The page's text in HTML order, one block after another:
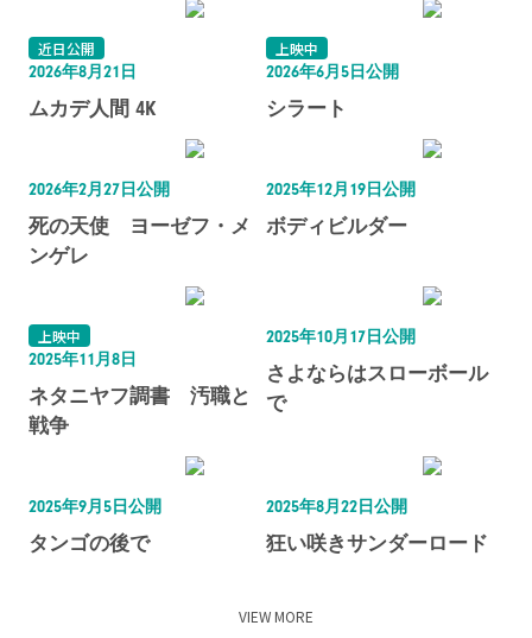
近日公開
2026年8月21日
ムカデ人間 4K
上映中
2026年6月5日公開
シラート
2026年2月27日公開
死の天使 ヨーゼフ・メ
ンゲレ
2025年12月19日公開
ボディビルダー
上映中
2025年11月8日
ネタニヤフ調書 汚職と
戦争
2025年10月17日公開
さよならはスローボール
で
2025年9月5日公開
タンゴの後で
2025年8月22日公開
狂い咲きサンダーロード
VIEW MORE